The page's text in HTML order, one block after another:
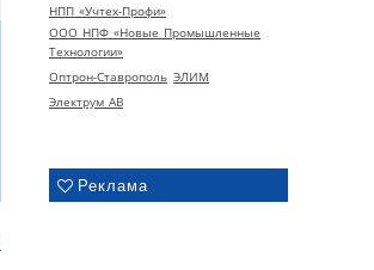
НПП «Учтех-Профи»
ООО НПФ «Новые Промышленные
Технологии»
Оптрон-Ставрополь ЭЛИМ
Электрум АВ
Реклама